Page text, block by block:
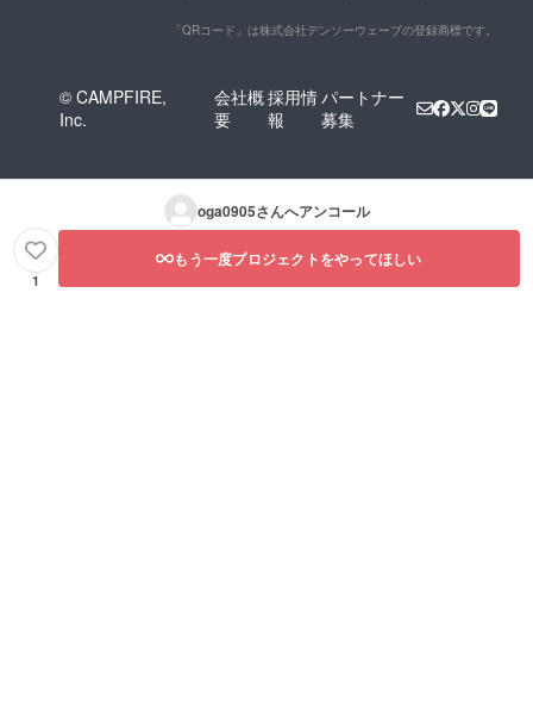
「QRコード」は株式会社デンソーウェーブの登録商標です。
© CAMPFIRE,
Inc.
会社概
要
採用情
報
パートナー
募集
oga0905さんへアンコール
1
もう一度プロジェクトをやってほしい